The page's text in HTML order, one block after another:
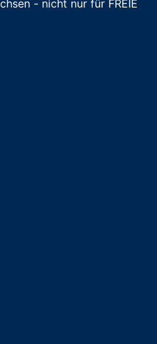
- nicht nur für FREIE